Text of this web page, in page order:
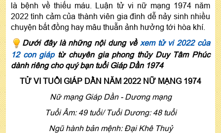
là bệnh về thiếu máu. Luận tử vi nữ mạng 1974 năm
2022 tình cảm của thành viên gia đình dễ nảy sinh nhiều
chuyện bất đồng hay mâu thuẫn ảnh hưởng tới hòa khí.
Dưới đây là những nội dung vềxem tử vi 2022 của
12 con giáp từ chuyên gia phong thủy Duy Tâm Phúc
dành riêng cho quý bạn tuổi Giáp Dần 1974
TỬ VI TUỔI GIÁP DẦN NĂM 2022 NỮ MẠNG 1974
Nữ mạng Giáp Dần - Dương mạng
Tuổi Âm: 49 tuổi/ Tuổi Dương: 48 tuổi
Ngũ hành bản mệnh: Ðại Khê Thuỷ